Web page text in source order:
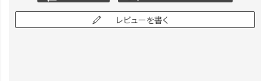
レビューを書く